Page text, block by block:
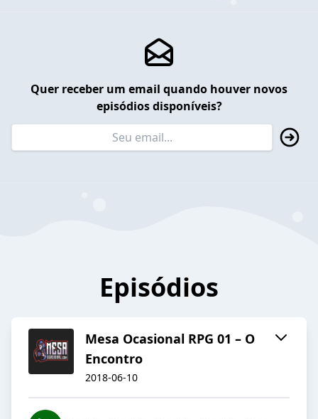
Quer receber um email quando houver novos
episódios disponíveis?
Episódios
Mesa Ocasional RPG 01 – O
Encontro
2018-06-10